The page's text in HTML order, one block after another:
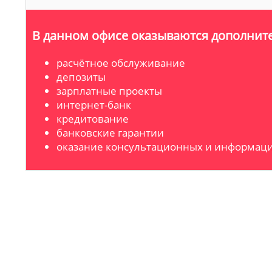
В данном офисе оказываются
расчётное обслуживание
депозиты
зарплатные проекты
интернет-банк
кредитование
банковские гарантии
оказание консультационных и